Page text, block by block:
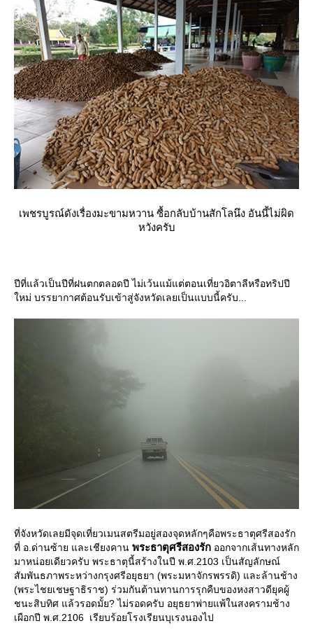
เพชรบูรณ์ดังเรื่องมะขามหวาน ซื้อกลับบ้านสักโลนึง อันนี้ไม่ผิด
หวังครับ
ปีที่แล้วเป็นปีที่ฝนตกตลอดปี ไม่เว้นแม้แต่ตอนเที่ยวอิตาลีหรือทริปปี
หม่ บรรยากาศต้อนรับเข้าสู่จังหวัดเลยเป็นแบบนี้ครับ...
ที่จังหวัดเลยมีจุดเที่ยวเมนสตรีมอยู่สองจุดหลักๆคือพระธาตุศรีสองรัก
ที่ อ.ด่านซ้าย และเชียงคาน พระธาตุศรีสองรัก ออกจากเส้นทางหลัก
มาหน่อยเดียวครับ พระธาตุนี้สร้างในปี พ.ศ.2103 เป็นสัญลักษณ์
สัมพันธภาพระหว่างกรุงศรีอยุธยา (พระมหาจักรพรรดิ) และล้านช้าง
(พระไชยเชษฐาธิราช) ร่วมกันต้านทานการรุกคืบของหงสาวดียุคผู้
ชนะสิบทิศ แล้วรอดมั้ย? ไม่รอดครับ อยุธยาพ่ายแพ้ในสงครามช้าง
เผือกปี พ.ศ.2106 เรียบร้อยโรงเรียนบุเรงนองไป